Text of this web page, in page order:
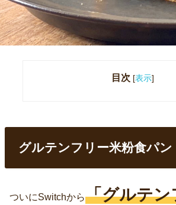
目次 [表示]
グルテンフリー米粉食パン
ついにSwitchから「グルテン